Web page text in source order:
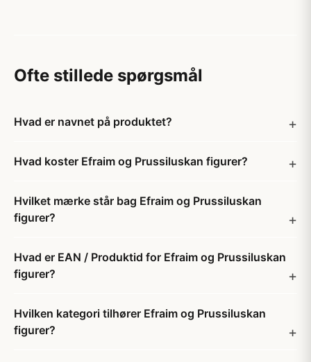
Ofte stillede spørgsmål
Hvad er navnet på produktet?
Hvad koster Efraim og Prussiluskan figurer?
Hvilket mærke står bag Efraim og Prussiluskan
figurer?
Hvad er EAN / Produktid for Efraim og Prussiluskan
figurer?
Hvilken kategori tilhører Efraim og Prussiluskan
figurer?